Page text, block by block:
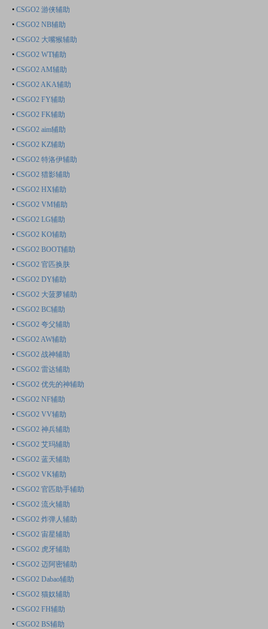
• CSGO2 游侠辅助
• CSGO2 NB辅助
• CSGO2 大嘴猴辅助
• CSGO2 WT辅助
• CSGO2 AM辅助
• CSGO2 AKA辅助
• CSGO2 FY辅助
• CSGO2 FK辅助
• CSGO2 aim辅助
• CSGO2 KZ辅助
• CSGO2 特洛伊辅助
• CSGO2 猎影辅助
• CSGO2 HX辅助
• CSGO2 VM辅助
• CSGO2 LG辅助
• CSGO2 KO辅助
• CSGO2 BOOT辅助
• CSGO2 官匹换肤
• CSGO2 DY辅助
• CSGO2 大菠萝辅助
• CSGO2 BC辅助
• CSGO2 夸父辅助
• CSGO2 AW辅助
• CSGO2 战神辅助
• CSGO2 雷达辅助
• CSGO2 优先的神辅助
• CSGO2 NF辅助
• CSGO2 VV辅助
• CSGO2 神兵辅助
• CSGO2 艾玛辅助
• CSGO2 蓝天辅助
• CSGO2 VK辅助
• CSGO2 官匹助手辅助
• CSGO2 流火辅助
• CSGO2 炸弹人辅助
• CSGO2 宙星辅助
• CSGO2 虎牙辅助
• CSGO2 迈阿密辅助
• CSGO2 Dabao辅助
• CSGO2 猫奴辅助
• CSGO2 FH辅助
• CSGO2 BS辅助